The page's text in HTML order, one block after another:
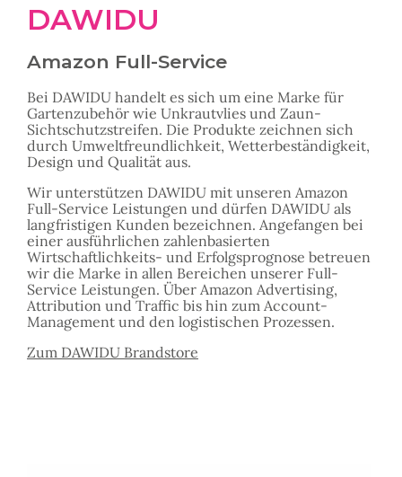
DAWIDU
Amazon Full-Service
Bei DAWIDU handelt es sich um eine Marke für
Gartenzubehör wie Unkrautvlies und Zaun-
Sichtschutzstreifen. Die Produkte zeichnen sich
durch Umweltfreundlichkeit, Wetterbeständigkeit,
Design und Qualität aus.
Wir unterstützen DAWIDU mit unseren Amazon
Full-Service Leistungen und dürfen DAWIDU als
langfristigen Kunden bezeichnen. Angefangen bei
einer ausführlichen zahlenbasierten
Wirtschaftlichkeits- und Erfolgsprognose betreuen
wir die Marke in allen Bereichen unserer Full-
Service Leistungen. Über Amazon Advertising,
Attribution und Traffic bis hin zum Account-
Management und den logistischen Prozessen.
Zum DAWIDU Brandstore